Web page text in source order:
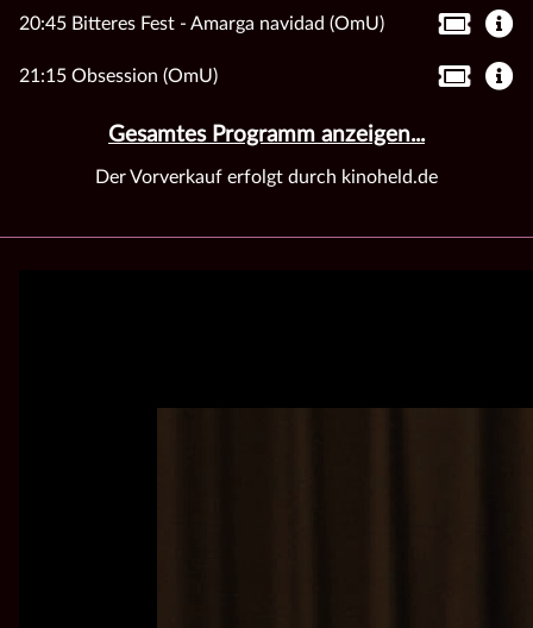
20:45 Bitteres Fest - Amarga navidad (OmU)
21:15 Obsession (OmU)
Gesamtes Programm anzeigen...
Der Vorverkauf erfolgt durch kinoheld.de